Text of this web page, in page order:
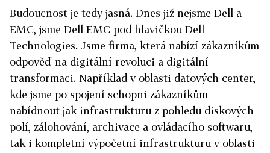
Budoucnost je tedy jasná. Dnes již nejsme Dell a
EMC, jsme Dell EMC pod hlavičkou Dell
Technologies. Jsme firma, která nabízí zákazníkům
odpověď na digitální revoluci a digitální
transformaci. Například v oblasti datových center,
kde jsme po spojení schopni zákazníkům
nabídnout jak infrastrukturu z pohledu diskových
polí, zálohování, archivace a ovládacího softwaru,
tak i kompletní výpočetní infrastrukturu v oblasti